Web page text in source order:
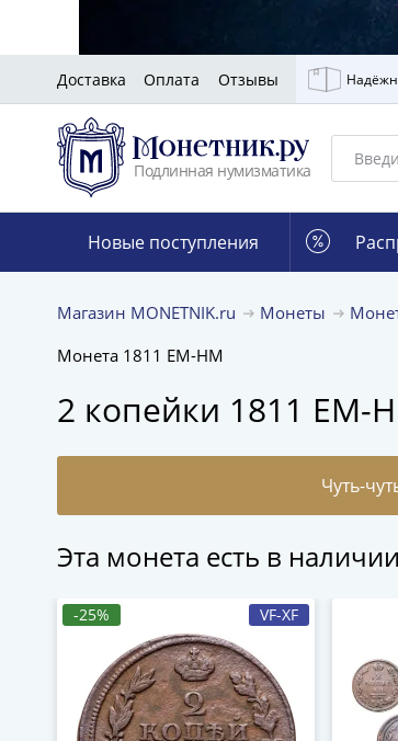
Доставка Оплата Отзывы
Подлинная нумизматика
Новые поступления
Магазин MONETNIK.ru Монеты
Монета 1811 ЕМ-НМ
2 копейки 1811 ЕМ-
Эта монета есть в
-25% VF-XF